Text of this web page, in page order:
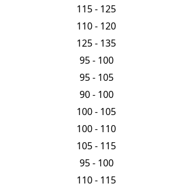
115 - 125
110 - 120
125 - 135
95 - 100
95 - 105
90 - 100
100 - 105
100 - 110
105 - 115
95 - 100
110 - 115